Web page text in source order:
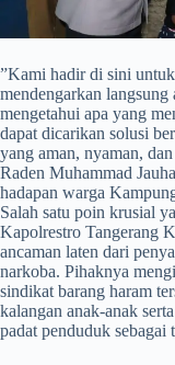
​”Kami hadir di sini
mendengarkan
mengetahui apa yang
dapat dicarikan solusi
yang aman, nyaman,
Raden Muhammad
hadapan warga
Salah satu poin krusial
Kapolrestro Tangerang
ancaman laten dari
narkoba. Pihaknya
sindikat barang haram
kalangan anak-anak
padat penduduk sebagai